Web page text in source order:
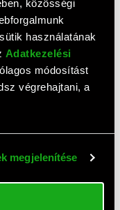
közösségi
használatának
Adatkezelési
módosítást
végrehajtani, a
megjelenítése
HUF